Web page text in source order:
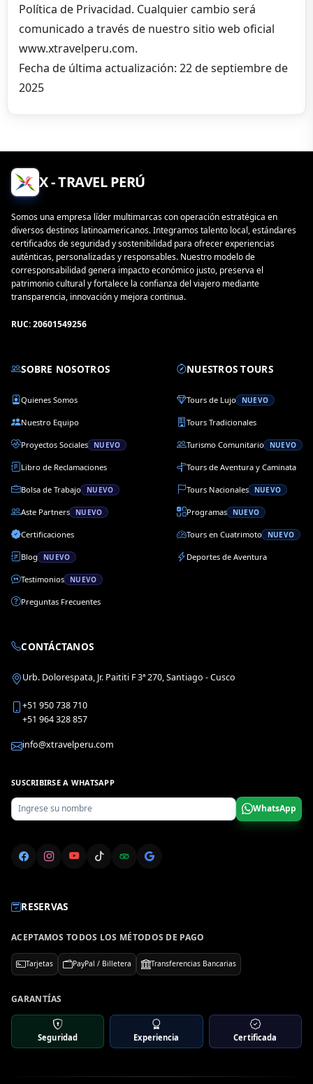
Política de Privacidad. Cualquier cambio será
comunicado a través de nuestro sitio web oficial
www.xtravelperu.com.
Fecha de última actualización: 22 de septiembre de
2025
X - TRAVEL PERÚ
Somos una empresa líder multimarcas con operación estratégica en
diversos destinos latinoamericanos. Integramos talento local, estándares
certificados de seguridad y sostenibilidad para ofrecer experiencias
auténticas, personalizadas y responsables. Nuestro modelo de
corresponsabilidad genera impacto económico justo, preserva el
patrimonio cultural y fortalece la confianza del viajero mediante
transparencia, innovación y mejora continua.
RUC: 20601549256
SOBRE NOSOTROS
Quienes Somos
Nuestro Equipo
Proyectos Sociales NUEVO
Libro de Reclamaciones
Bolsa de Trabajo NUEVO
Aste Partners NUEVO
Certificaciones
Blog NUEVO
Testimonios NUEVO
Preguntas Frecuentes
NUESTROS TOURS
Tours de Lujo NUEVO
Tours Tradicionales
Turismo Comunitario NUEVO
Tours de Aventura y Caminata
Tours Nacionales NUEVO
Programas NUEVO
Tours en Cuatrimoto NUEVO
Deportes de Aventura
CONTÁCTANOS
Urb. Dolorespata, Jr. Paititi F 3ª 270, Santiago - Cusco
+51 950 738 710
+51 964 328 857
info@xtravelperu.com
SUSCRIBIRSE A WHATSAPP
WhatsApp
RESERVAS
ACEPTAMOS TODOS LOS MÉTODOS DE PAGO
Tarjetas PayPal / Billetera Transferencias Bancarias
GARANTÍAS
Seguridad Experiencia Certificada